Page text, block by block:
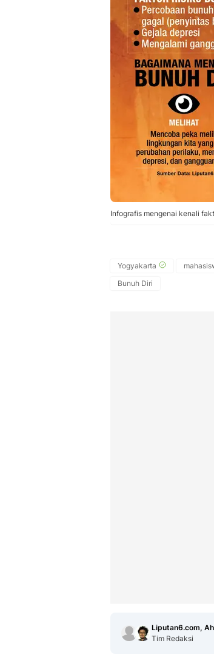
Infografis mengenai kenali
Yogyakarta
Bunuh Diri
Liputan6.com,
Tim Redaksi